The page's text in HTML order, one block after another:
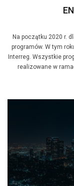
Na początku 2020 r.
programów. W tym
Interreg. Wszystkie
realizowane w